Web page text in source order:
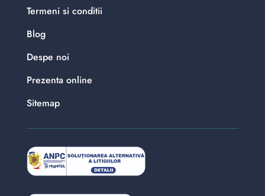
Termeni si conditii
Blog
Despe noi
Prezenta online
Sitemap